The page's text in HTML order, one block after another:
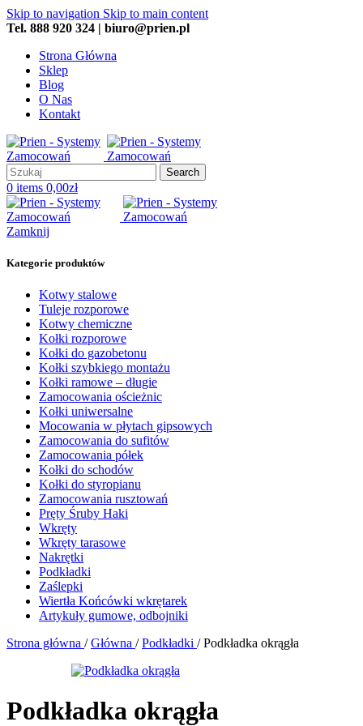
Skip to navigation Skip to main content
Tel. 888 920 324 | biuro@prien.pl
Strona Główna
Sklep
Blog
O Nas
Kontakt
Search
0 items 0,00zł
Zamknij
Kategorie produktów
Kotwy stalowe
Tuleje rozporowe
Kotwy chemiczne
Kołki rozporowe
Kołki do gazobetonu
Kołki szybkiego montażu
Kołki ramowe – długie
Zamocowania ościeżnic
Kołki uniwersalne
Mocowania w płytach gipsowych
Zamocowania do sufitów
Zamocowania półek
Kołki do schodów
Kołki do styropianu
Zamocowania rusztowań
Pręty Śruby Haki
Wkręty
Wkręty tarasowe
Nakrętki
Podkładki
Zaślepki
Wiertła Końcówki wkrętarek
Artykuły gumowe, odbojniki
Strona główna / Główna / Podkładki / Podkładka okrągła
Podkładka okrągła